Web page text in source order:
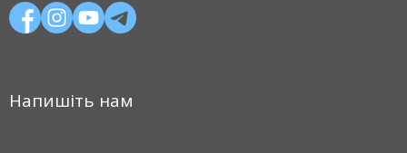
Напишіть нам